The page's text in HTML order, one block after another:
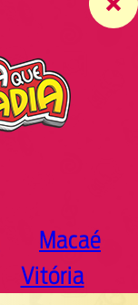
Macaé
Vitória